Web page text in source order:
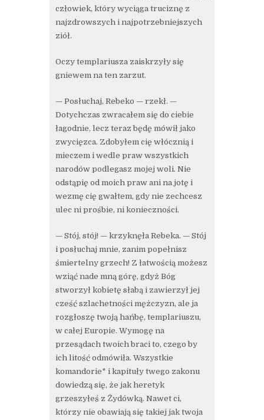
człowiek, który wyciąga truciznę z
najzdrowszych i najpotrzebniejszych
ziół.
Oczy templariusza zaiskrzyły się
gniewem na ten zarzut.
— Posłuchaj, Rebeko — rzekł. —
Dotychczas zwracałem się do ciebie
łagodnie, lecz teraz będę mówił jako
zwycięzca. Zdobyłem cię włócznią i
mieczem i wedle praw wszystkich
narodów podlegasz mojej woli. Nie
odstąpię od moich praw ani na jotę i
wezmę cię gwałtem, gdy nie zechcesz
ulec ni prośbie, ni konieczności.
— Stój, stój! — krzyknęła Rebeka. — Stój
i posłuchaj mnie, zanim popełnisz
śmiertelny grzech! Z łatwością możesz
wziąć nade mną górę, gdyż Bóg
stworzył kobietę słabą i zawierzył jej
cześć szlachetności mężczyzn, ale ja
rozgłoszę twoją hańbę, templariuszu,
w całej Europie. Wymogę na
przesądach twoich braci to, czego by
ich litość odmówiła. Wszystkie
komandorie* i kapituły twego zakonu
dowiedzą się, że jak heretyk
grzeszyłeś z Żydówką. Nawet ci,
którzy nie obawiają się takiej jak twoja